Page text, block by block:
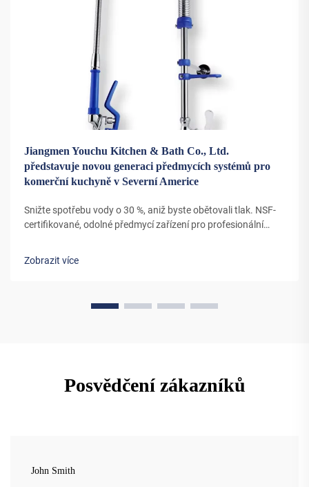
Jiangmen Youchu Kitchen & Bath Co., Ltd.
představuje novou generaci předmycích systémů pro
komerční kuchyně v Severní Americe
Snižte spotřebu vody o 30 %, aniž byste obětovali tlak. NSF-
certifikované, odolné předmycí zařízení pro profesionální
více.
Zobrazit více
Posvědčení zákazníků
John Smith